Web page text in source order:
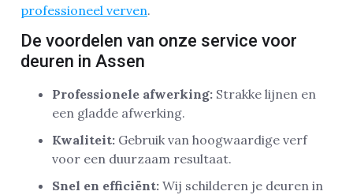
professioneel verven.
De voordelen van onze service voor
deuren in Assen
Professionele afwerking: Strakke lijnen en
een gladde afwerking.
Kwaliteit: Gebruik van hoogwaardige verf
voor een duurzaam resultaat.
Snel en efficiënt: Wij schilderen je deuren in